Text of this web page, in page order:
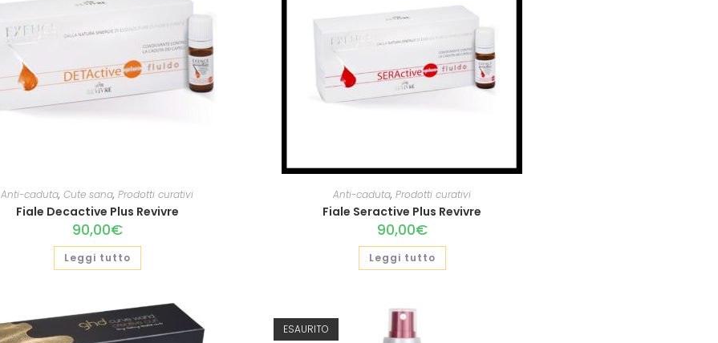
Anti-caduta, Cute sana, Prodotti curativi
Fiale Decactive Plus Revivre
90,00€
Leggi tutto
Anti-caduta, Prodotti curativi
Fiale Seractive Plus Revivre
90,00€
Leggi tutto
ESAURITO